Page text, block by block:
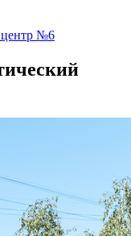
центр №6